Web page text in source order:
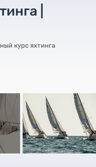
|
курс яхтинга